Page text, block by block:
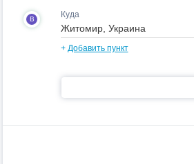
B Куда
+ Добавить пункт